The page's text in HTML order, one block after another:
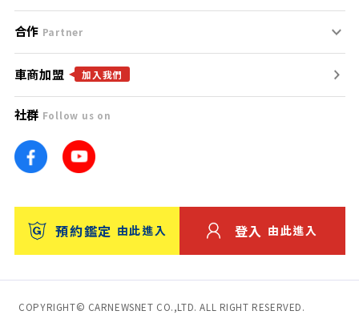
免責聲明
隱私權政策
團隊
車訊網
台灣優良中古車商大獎
聯絡我們
什麼是Goo鑑定？
找好車
找好店
找海外車
消費者評價
保固
合作 Partner
合作夥伴
廣告合作
車商加盟 加入我們
社群 Follow us on
預約鑑定 由此進入 登入 由此進入
COPYRIGHT© CARNEWSNET CO.,LTD. ALL RIGHT RESERVED.